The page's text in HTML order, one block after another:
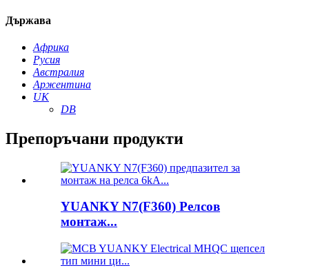
Държава
Африка
Русия
Австралия
Аржентина
UK
DB
Препоръчани продукти
YUANKY N7(F360) Релсов
монтаж...